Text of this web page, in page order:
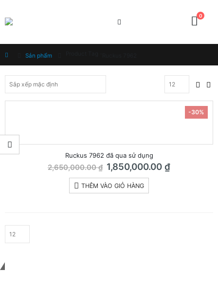
0
Home
Sản phẩm
-30%
Ruckus 7962 đã qua sử dụng
2,650,000.00₫ Giá
gốc
là:
2,650,000.00 ₫.
1,850,000.00₫Giá
THÊM VÀO GIỎ HÀNG